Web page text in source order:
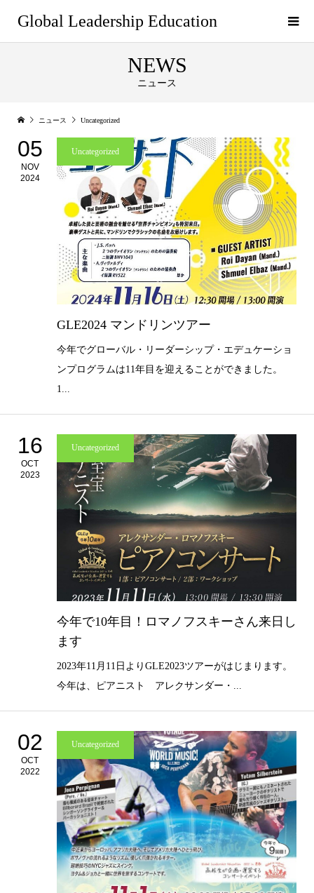
Global Leadership Education
NEWS
ニュース
ニュース Uncategorized
05
NOV
2024
Uncategorized
GLE2024 マンドリンツアー
今年でグローバル・リーダーシップ・エデュケーショ
ンプログラムは11年目を迎えることができました。
1...
16
OCT
2023
Uncategorized
今年で10年目！ロマノフスキーさん来日し
ます
2023年11月11日よりGLE2023ツアーがはじまります。
今年は、ピアニスト アレクサンダー・...
02
OCT
2022
Uncategorized